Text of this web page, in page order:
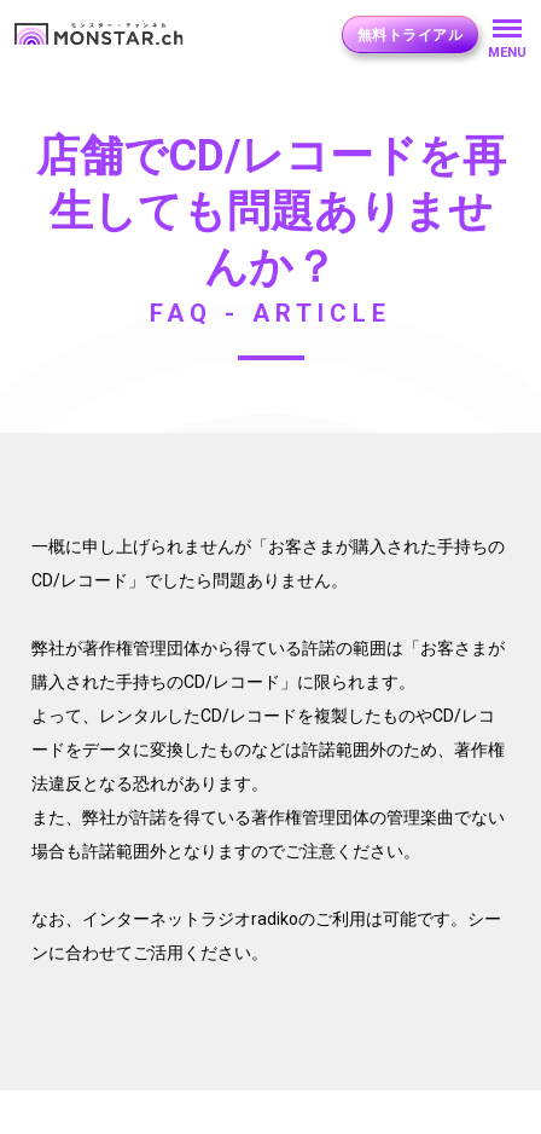
無料トライアル
MENU
店舗でCD/レコードを再
生しても問題ありませ
んか？
FAQ - ARTICLE
一概に申し上げられませんが「お客さまが購入された手持ちの
CD/レコード」でしたら問題ありません。
弊社が著作権管理団体から得ている許諾の範囲は「お客さまが
購入された手持ちのCD/レコード」に限られます。
よって、レンタルしたCD/レコードを複製したものやCD/レコ
ードをデータに変換したものなどは許諾範囲外のため、著作権
法違反となる恐れがあります。
また、弊社が許諾を得ている著作権管理団体の管理楽曲でない
場合も許諾範囲外となりますのでご注意ください。
なお、インターネットラジオradikoのご利用は可能です。シー
ンに合わせてご活用ください。